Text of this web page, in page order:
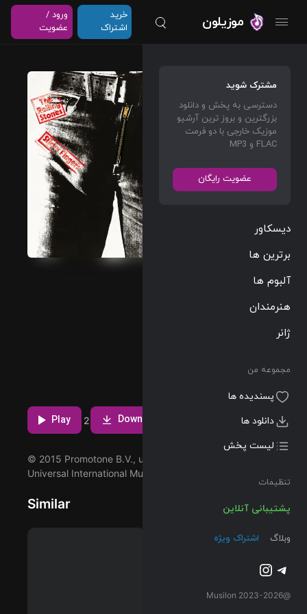
موزیلون
خرید
اشتراک
ورود /
عضویت
مشترک شوید
دسترسی به پخش و دانلود
بزرگترین و بروز ترین آرشیو
موزیک خارجی با دو فرمت
FLAC و MP3
عضویت رایگان
دیسکاور
برترین ها
آلبوم ها
هنرمندان
ژانر
مجموعه من
پسندیده ها
دانلود ها
لیست پخش
تنظیمات
پشتیبانی آنلاین
وبلاگ اشتراک ویژه
تلگراماینستاگرم
@2023-2026 Musilon
Little
Queeni
e (Live
At
Univer
sity Of
Leeds
The
Rolling
Stones
04:26
129 BPM
1971/04/23
آهنگ Little
Queenie (Live
At University
Of Leeds /
ترک از آلبوم
Rolling Stones
میتوانید با دو
کنید.
مشاهده بیشتر
Play 2 Download
© 2015 Promotone B.V., under exclusive licence to
Universal International Music B.V
Similar